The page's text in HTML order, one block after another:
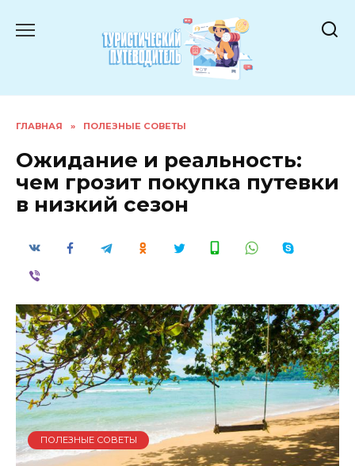
ГЛАВНАЯ » ПОЛЕЗНЫЕ СОВЕТЫ
Ожидание и реальность:
чем грозит покупка путевки
в низкий сезон
ПОЛЕЗНЫЕ СОВЕТЫ